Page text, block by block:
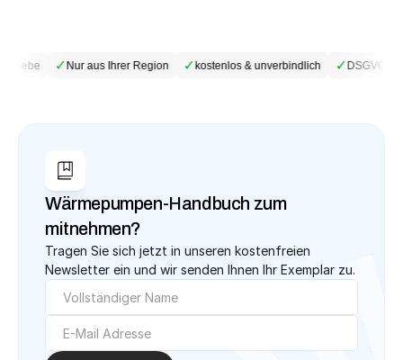
✓Nur aus Ihrer Region ✓kostenlos & unverbindlich ✓DSGVO-
Wärmepumpen-Handbuch zum
mitnehmen?
Tragen Sie sich jetzt in unseren kostenfreien
Newsletter ein und wir senden Ihnen Ihr Exemplar zu.